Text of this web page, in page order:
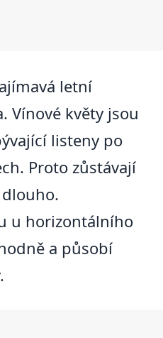
letní
Vínové květy jsou
listeny po
Proto zůstávají
u horizontálního
a působí